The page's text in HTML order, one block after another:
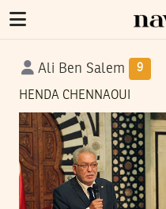
Ali Ben Salem 9
HENDA CHENNAOUI